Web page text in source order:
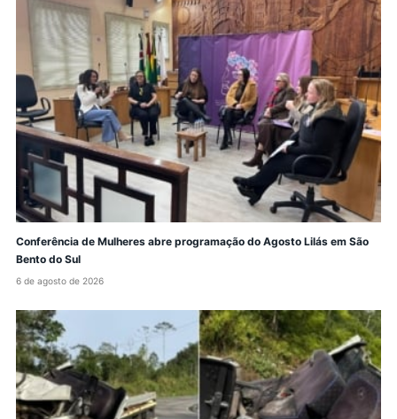
Conferência de Mulheres abre programação do Agosto Lilás em São
Bento do Sul
6 de agosto de 2026